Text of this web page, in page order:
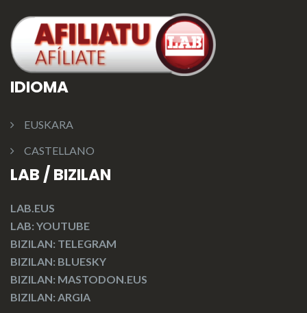
IDIOMA
EUSKARA
CASTELLANO
LAB / BIZILAN
LAB.EUS
LAB: YOUTUBE
BIZILAN: TELEGRAM
BIZILAN: BLUESKY
BIZILAN: MASTODON.EUS
BIZILAN: ARGIA